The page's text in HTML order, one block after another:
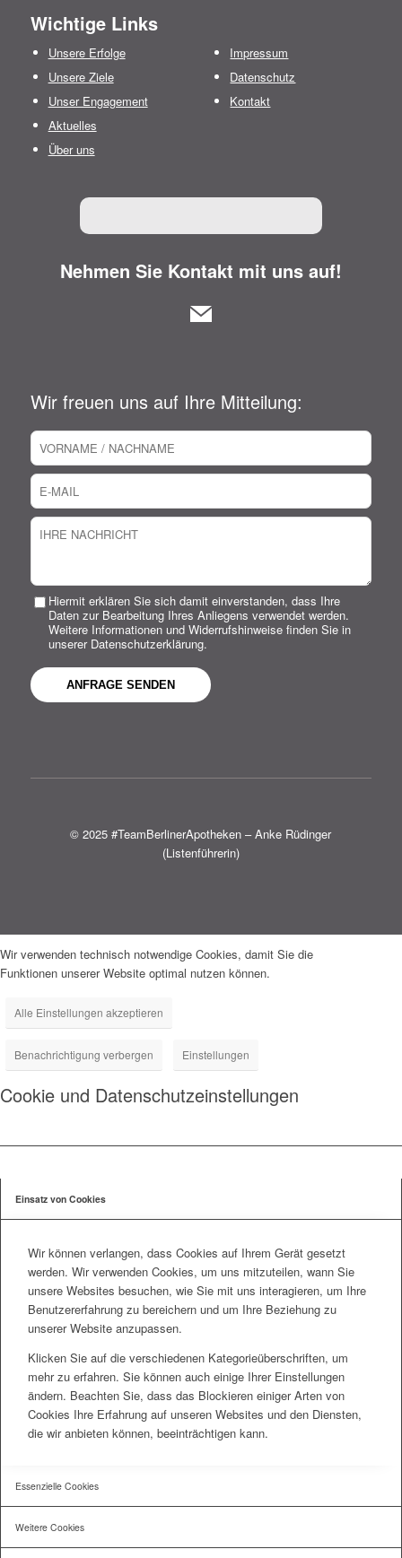
Wichtige Links
Unsere Erfolge
Unsere Ziele
Unser Engagement
Aktuelles
Über uns
Impressum
Datenschutz
Kontakt
Nehmen Sie Kontakt mit uns auf!
Wir freuen uns auf Ihre Mitteilung:
Hiermit erklären Sie sich damit einverstanden, dass Ihre
Daten zur Bearbeitung Ihres Anliegens verwendet werden.
Weitere Informationen und Widerrufshinweise finden Sie in
unserer Datenschutzerklärung.
© 2025 #TeamBerlinerApotheken – Anke Rüdinger
(Listenführerin)
Wir verwenden technisch notwendige Cookies, damit Sie die
Funktionen unserer Website optimal nutzen können.
Alle Einstellungen akzeptieren
Benachrichtigung verbergen Einstellungen
Cookie und Datenschutzeinstellungen
Einsatz von Cookies
Wir können verlangen, dass Cookies auf Ihrem Gerät gesetzt
werden. Wir verwenden Cookies, um uns mitzuteilen, wann Sie
unsere Websites besuchen, wie Sie mit uns interagieren, um Ihre
Benutzererfahrung zu bereichern und um Ihre Beziehung zu
unserer Website anzupassen.
Klicken Sie auf die verschiedenen Kategorieüberschriften, um
mehr zu erfahren. Sie können auch einige Ihrer Einstellungen
ändern. Beachten Sie, dass das Blockieren einiger Arten von
Cookies Ihre Erfahrung auf unseren Websites und den Diensten,
die wir anbieten können, beeinträchtigen kann.
Essenzielle Cookies
Weitere Cookies